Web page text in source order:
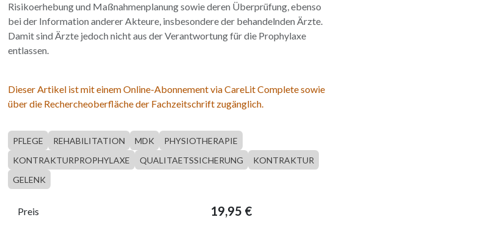
Risikoerhebung und Maßnahmenplanung sowie deren Überprüfung, ebenso
bei der Information anderer Akteure, insbesondere der behandelnden Ärzte.
Damit sind Ärzte jedoch nicht aus der Verantwortung für die Prophylaxe
entlassen.
Dieser Artikel ist mit einem Online-Abonnement via CareLit Complete sowie
über die Rechercheoberfläche der Fachzeitschrift zugänglich.
PFLEGE REHABILITATION MDK
PHYSIOTHERAPIE
KONTRAKTURPROPHYLAXE
QUALITAETSSICHERUNG
KONTRAKTUR
GELENK
Preis 19,95 €